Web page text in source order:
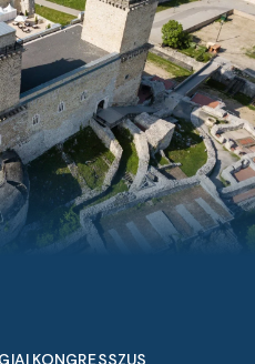
KONGRESSZUS